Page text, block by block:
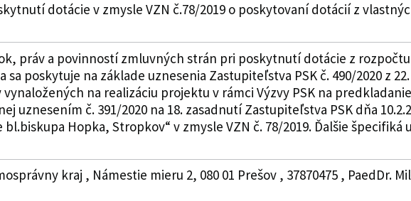
dotácie v zmysle VZN č.78/2019 o poskytovaní dotácií z
práv a povinností zmluvných strán pri poskytnutí dotácie z
poskytuje na základe uznesenia Zastupiteľstva PSK č. 490/2020 z
na realizáciu projektu v rámci Výzvy PSK na
uznesením č. 391/2020 na 18. zasadnutí Zastupiteľstva PSK dňa
Hopka, Stropkov“ v zmysle VZN č. 78/2019. Ďalšie špecifiká
kraj , Námestie mieru 2, 080 01 Prešov , 37870475 , PaedDr.